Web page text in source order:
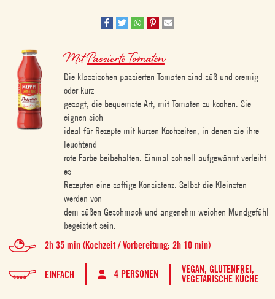
MitPassierte Tomaten
Die klassischen passierten Tomaten sind süß und cremig
oder kurz
gesagt, die bequemste Art, mit Tomaten zu kochen. Sie
eignen sich
ideal für Rezepte mit kurzen Kochzeiten, in denen sie ihre
leuchtend
rote Farbe beibehalten. Einmal schnell aufgewärmt verleiht
es
Rezepten eine saftige Konsistenz. Selbst die Kleinsten
werden von
dem süßen Geschmack und angenehm weichen Mundgefühl
begeistert sein.
2h 35 min (Kochzeit / Vorbereitung: 2h 10 min)
EINFACH 4 PERSONEN VEGAN, GLUTENFREI,
VEGETARISCHE KÜCHE